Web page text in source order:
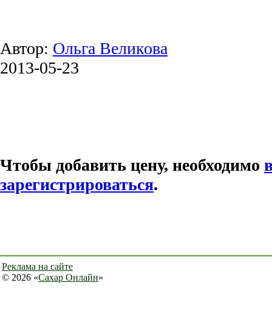
Автор: Ольга Великова
2013-05-23
Чтобы добавить цену, необходимо
зарегистрироваться.
Реклама на сайте
© 2026 «Сахар Онлайн»